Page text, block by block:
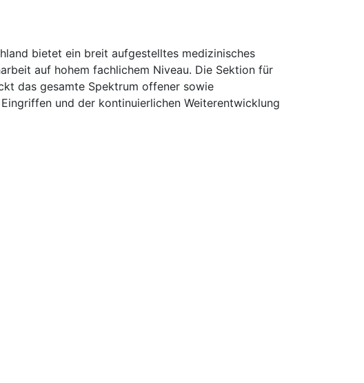
bietet ein breit aufgestelltes medizinisches
auf hohem fachlichem Niveau. Die Sektion für
das gesamte Spektrum offener sowie
und der kontinuierlichen Weiterentwicklung